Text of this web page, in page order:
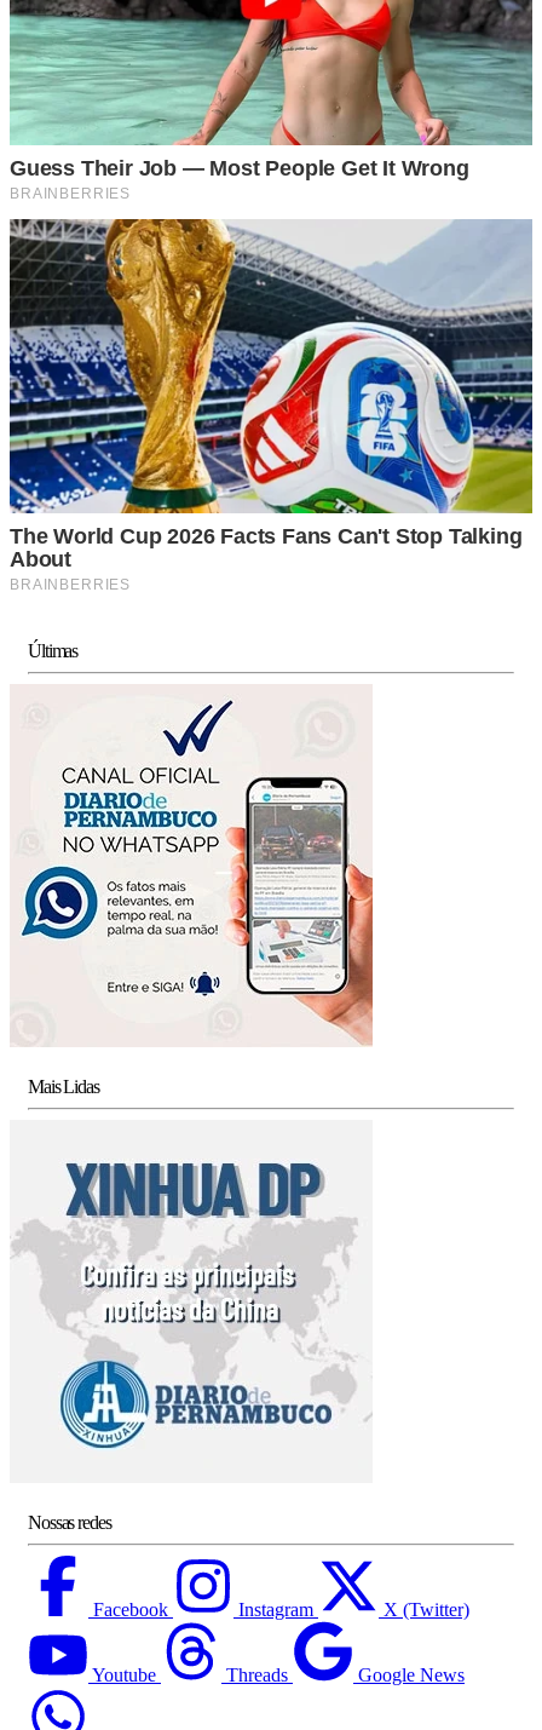
Últimas
Mais Lidas
Nossas redes
Facebook Instagram X (Twitter)
Youtube Threads Google News